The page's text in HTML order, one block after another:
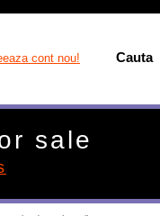
cont nou! Cauta
sale